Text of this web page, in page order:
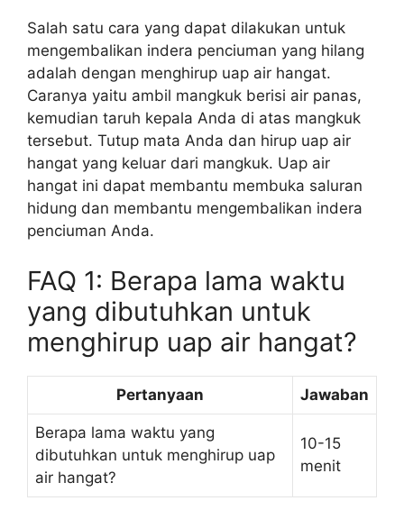
Salah satu cara yang dapat dilakukan untuk
mengembalikan indera penciuman yang hilang
adalah dengan menghirup uap air hangat.
Caranya yaitu ambil mangkuk berisi air panas,
kemudian taruh kepala Anda di atas mangkuk
tersebut. Tutup mata Anda dan hirup uap air
hangat yang keluar dari mangkuk. Uap air
hangat ini dapat membantu membuka saluran
hidung dan membantu mengembalikan indera
penciuman Anda.
FAQ 1: Berapa lama waktu
yang dibutuhkan untuk
menghirup uap air hangat?
Pertanyaan Jawaban
Berapa lama waktu yang
dibutuhkan untuk menghirup uap
air hangat?
10-15
menit